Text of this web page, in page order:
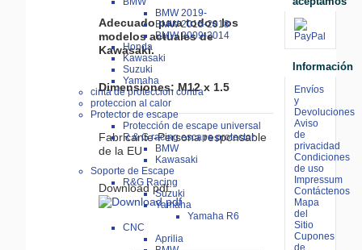
BMW 2019-
BMW 2015-2018
BMW 2009-2014
Honda
Kawasaki
Suzuki
Yamaha
cinta de proteccion contra
proteccion al calor
Protector de escape
Protección de escape universal
R & G racing escape protector
BMW
Kawasaki
Soporte de Escape
R&G Racing
Suzuki
Yamaha
Yamaha R6
CNC
Aprilia
Adecuado para todos los
modelos actuales de
Kawasaki.
Dimensiones: M12 x 1.5
Fabricante-Persona responsable
de la EU
Download pdf:
Información
Envíos
y
Devoluciones
Aviso
de
privacidad
Condiciones
de uso
Impressum
Contáctenos
Mapa
del
Sitio
Cupones
de